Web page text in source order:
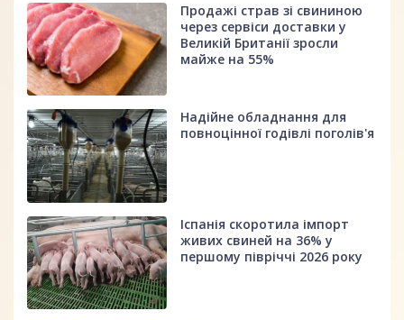
Продажі страв зі свининою
через сервіси доставки у
Великій Британії зросли
майже на 55%
Надійне обладнання для
повноцінної годівлі поголів'я
Іспанія скоротила імпорт
живих свиней на 36% у
першому півріччі 2026 року